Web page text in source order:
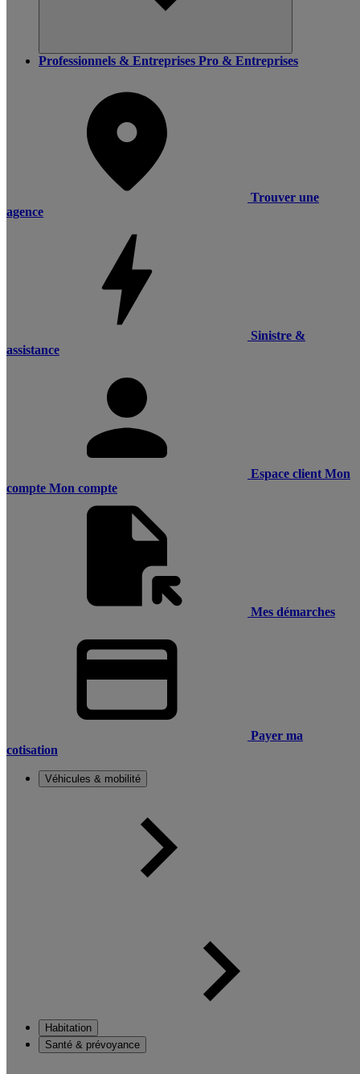
Professionnels & Entreprises Pro & Entreprises
Trouver une
agence
Sinistre &
assistance
Espace client Mon
compte Mon compte
Mes démarches
Payer ma
cotisation
Véhicules & mobilité
Habitation
Santé & prévoyance